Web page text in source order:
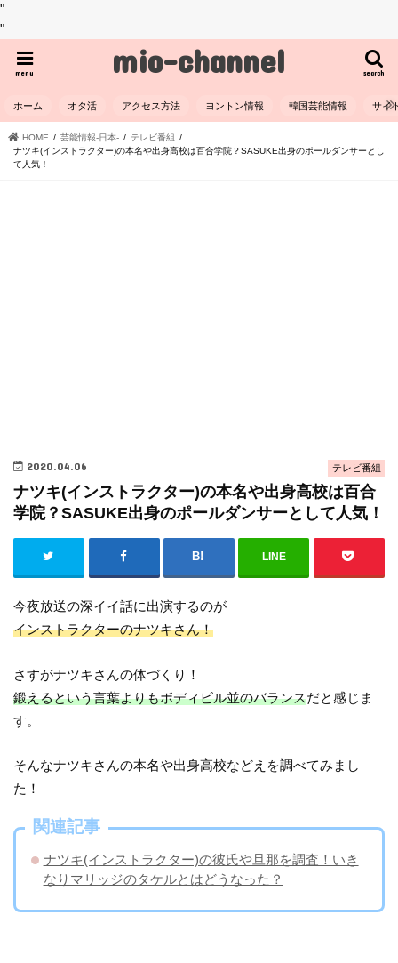
"
"
mio-channel search
menu
ホーム オタ活 アクセス方法 ヨントン情報 韓国芸能情報 サイ
HOME 芸能情報-日本-
テレビ番組
ナツキ(インストラクター)の本名や出身高校は百合学院？SASUKE出身のポールダンサーとし
て人気！
テレビ番組
2020.04.06
ナツキ(インストラクター)の本名や出身高校は百合
学院？SASUKE出身のポールダンサーとして人気！
LINE
今夜放送の深イイ話に出演するのが
インストラクターのナツキさん！
さすがナツキさんの体づくり！
鍛えるという言葉よりもボディビル並のバランスだと感じま
す。
そんなナツキさんの本名や出身高校などえを調べてみまし
た！
関連記事
ナツキ(インストラクター)の彼氏や旦那を調査！いき
なりマリッジのタケルとはどうなった？